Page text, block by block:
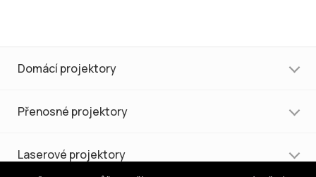
Domácí projektory
Přenosné projektory
Laserové projektory